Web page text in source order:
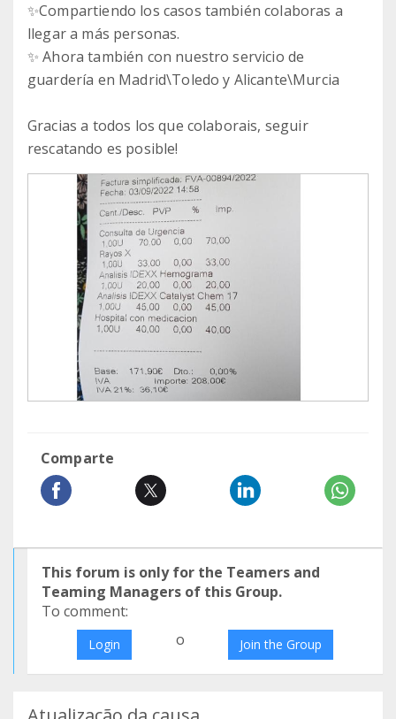
✨Compartiendo los casos también colaboras a
llegar a más personas.
✨ Ahora también con nuestro servicio de
guardería en Madrid\Toledo y Alicante\Murcia
Gracias a todos los que colaborais, seguir
rescatando es posible!
Comparte
This forum is only for the Teamers and
Teaming Managers of this Group.
To comment:
Login o Join the Group